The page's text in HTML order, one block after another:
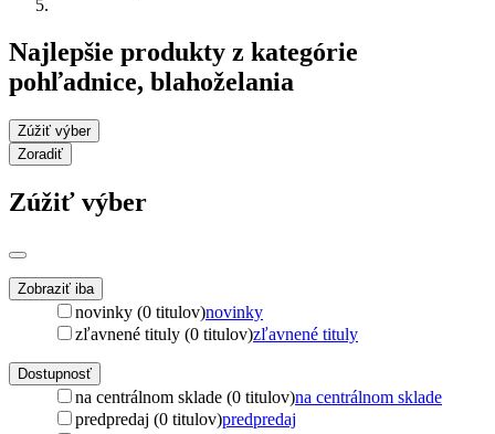
Najlepšie produkty z kategórie
pohľadnice, blahoželania
Zúžiť výber
Zoradiť
Zúžiť výber
Zobraziť iba
novinky (0 titulov)novinky
zľavnené tituly (0 titulov)zľavnené tituly
Dostupnosť
na centrálnom sklade (0 titulov)na centrálnom sklade
predpredaj (0 titulov)predpredaj